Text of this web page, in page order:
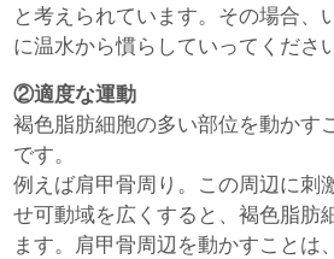
と考えられています。その場合、
に温水から慣らしていってくださ
②適度な運動
褐色脂肪細胞の多い部位を動かす
です。
例えば肩甲骨周り。この周辺に刺
せ可動域を広くすると、褐色脂肪
ます。肩甲骨周辺を動かすことは